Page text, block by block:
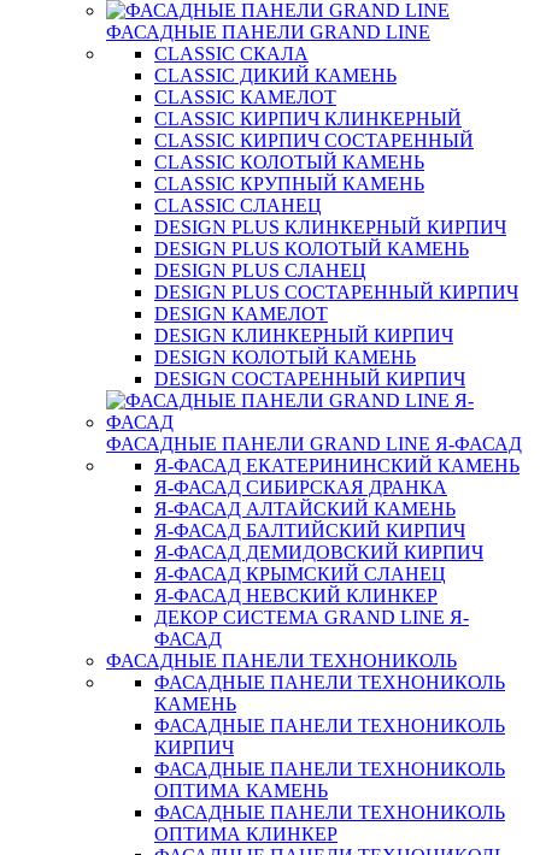
ФАСАДНЫЕ ПАНЕЛИ GRAND LINE
CLASSIC СКАЛА
CLASSIC ДИКИЙ КАМЕНЬ
CLASSIC КАМЕЛОТ
CLASSIC КИРПИЧ КЛИНКЕРНЫЙ
CLASSIC КИРПИЧ СОСТАРЕННЫЙ
CLASSIC КОЛОТЫЙ КАМЕНЬ
CLASSIC КРУПНЫЙ КАМЕНЬ
CLASSIC СЛАНЕЦ
DESIGN PLUS КЛИНКЕРНЫЙ КИРПИЧ
DESIGN PLUS КОЛОТЫЙ КАМЕНЬ
DESIGN PLUS СЛАНЕЦ
DESIGN PLUS СОСТАРЕННЫЙ КИРПИЧ
DESIGN КАМЕЛОТ
DESIGN КЛИНКЕРНЫЙ КИРПИЧ
DESIGN КОЛОТЫЙ КАМЕНЬ
DESIGN СОСТАРЕННЫЙ КИРПИЧ
ФАСАДНЫЕ ПАНЕЛИ GRAND LINE Я-ФАСАД
Я-ФАСАД ЕКАТЕРИНИНСКИЙ КАМЕНЬ
Я-ФАСАД СИБИРСКАЯ ДРАНКА
Я-ФАСАД АЛТАЙСКИЙ КАМЕНЬ
Я-ФАСАД БАЛТИЙСКИЙ КИРПИЧ
Я-ФАСАД ДЕМИДОВСКИЙ КИРПИЧ
Я-ФАСАД КРЫМСКИЙ СЛАНЕЦ
Я-ФАСАД НЕВСКИЙ КЛИНКЕР
ДЕКОР СИСТЕМА GRAND LINE Я-
ФАСАД
ФАСАДНЫЕ ПАНЕЛИ ТЕХНОНИКОЛЬ
ФАСАДНЫЕ ПАНЕЛИ ТЕХНОНИКОЛЬ
КАМЕНЬ
ФАСАДНЫЕ ПАНЕЛИ ТЕХНОНИКОЛЬ
КИРПИЧ
ФАСАДНЫЕ ПАНЕЛИ ТЕХНОНИКОЛЬ
ОПТИМА КАМЕНЬ
ФАСАДНЫЕ ПАНЕЛИ ТЕХНОНИКОЛЬ
ОПТИМА КЛИНКЕР